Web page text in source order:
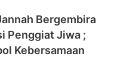
Bergembira
Penggiat Jiwa ;
Kebersamaan